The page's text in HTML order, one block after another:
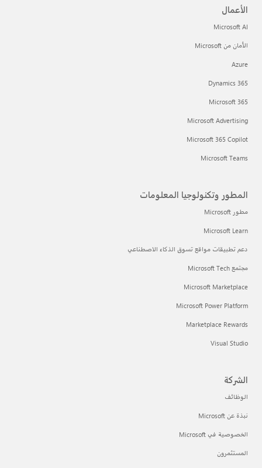
الأعمال
Microsoft AI
الأمان من Microsoft
Azure
Dynamics 365
Microsoft 365
Microsoft Advertising
Microsoft 365 Copilot
Microsoft Teams
المطور وتكنولوجيا المعلومات
مطور Microsoft
Microsoft Learn
دعم تطبيقات مواقع تسوق الذكاء الاصطناعي
مجتمع Microsoft Tech
Microsoft Marketplace
Microsoft Power Platform
Marketplace Rewards
Visual Studio
الشركة
الوظائف
نبذة عن Microsoft
الخصوصية في Microsoft
المستثمرون